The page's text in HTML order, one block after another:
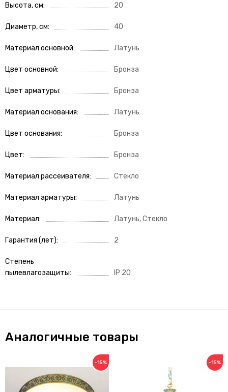
Высота, см 20
Диаметр, см 40
Материал основной Латунь
Цвет основной Бронза
Цвет арматуры Бронза
Материал основания Латунь
Цвет основания Бронза
Цвет Бронза
Материал рассеивателя Стекло
Материал арматуры Латунь
Материал Латунь, Стекло
Гарантия (лет) 2
Степень
пылевлагозащиты
IP 20
Аналогичные товары
−15% −15%